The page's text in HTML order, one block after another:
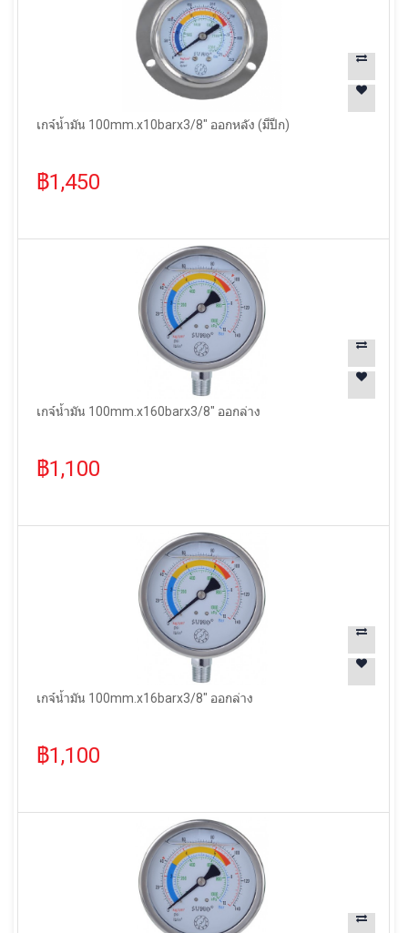
เกจ์น้ำมัน 100mm.x10barx3/8" ออกหลัง (มีปีก)
฿1,450
เกจ์น้ำมัน 100mm.x160barx3/8" ออกล่าง
฿1,100
เกจ์น้ำมัน 100mm.x16barx3/8" ออกล่าง
฿1,100